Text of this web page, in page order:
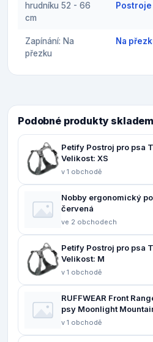
hrudníku 52 - 66
cm
Zapínání: Na
přezku
Na
Podobné produkty skladem
Petify Postroj pro psa
Velikost: XS
v 1 obchodě
Nobby ergonomický
červená
ve 2 obchodech
Petify Postroj pro psa
Velikost: M
v 1 obchodě
RUFFWEAR Front
psy Moonlight
v 1 obchodě